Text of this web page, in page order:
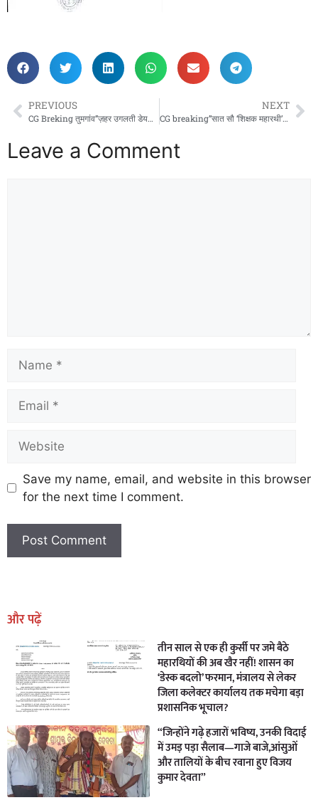
PREVIOUS
CG Breking तुमगांव”ज़हर उगलती डेयरी: बामा डेयरी में महिलाओं की मेहनत का सौदा,,,,,,बिफरे ग्रामीणों की बगावत से निकला वामा डेयरी का काला सच – केमिकल की मार से तुमगांव की धरती हुई बंजर, पानी बना जहरीला!
NEXT
CG breaking”सात सौ ‘शिक्षक महारथी’ बेनकाब: युक्तियुक्तकरण से खुला महासमुंद शिक्षा विभाग का चौंकाने वाला राज़ – अब नहीं चलेगी ‘पहुंच’ की पंचायत!”
Leave a Comment
Save my name, email, and website in this browser
for the next time I comment.
और पढ़ें
तीन साल से एक ही कुर्सी पर जमे बैठे
महारथियों की अब खैर नहीं! शासन का
‘डेस्क बदलो’ फरमान, मंत्रालय से लेकर
जिला कलेक्टर कार्यालय तक मचेगा बड़ा
प्रशासनिक भूचाल?
“जिन्होंने गढ़े हजारों भविष्य, उनकी विदाई
में उमड़ पड़ा सैलाब—गाजे बाजे,आंसुओं
और तालियों के बीच रवाना हुए विजय
कुमार देवता”